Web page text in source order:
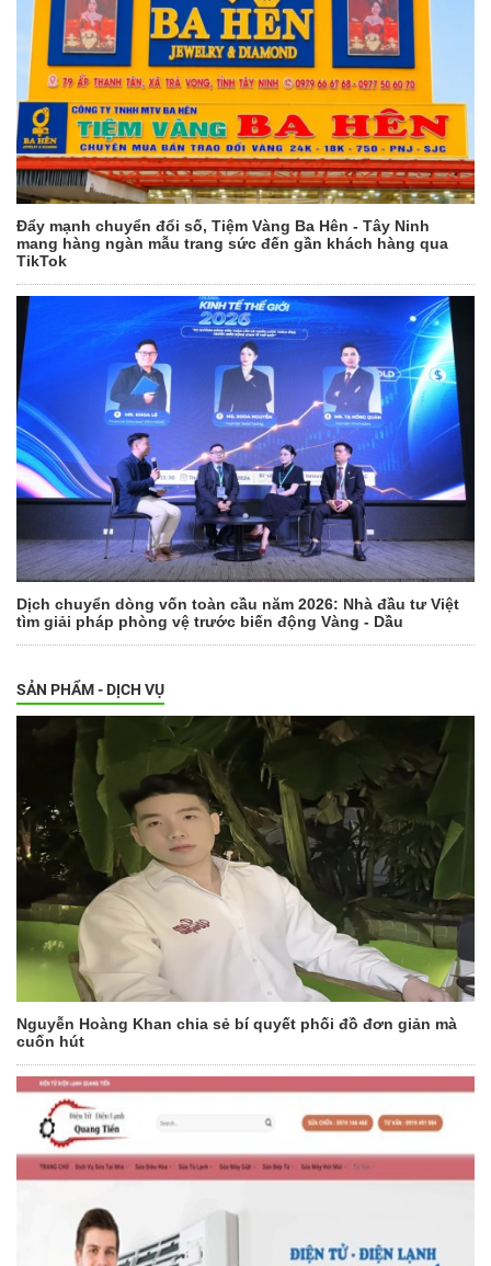
Đẩy mạnh chuyển đổi số, Tiệm Vàng Ba Hên - Tây Ninh
mang hàng ngàn mẫu trang sức đến gần khách hàng qua
TikTok
Dịch chuyển dòng vốn toàn cầu năm 2026: Nhà đầu tư Việt
tìm giải pháp phòng vệ trước biến động Vàng - Dầu
SẢN PHẨM - DỊCH VỤ
Nguyễn Hoàng Khan chia sẻ bí quyết phối đồ đơn giản mà
cuốn hút